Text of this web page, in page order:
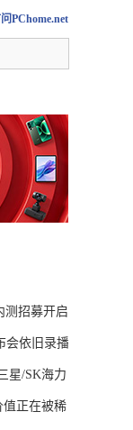
PChome.net
测招募开启
会依旧录播
星/SK海力
值正在被稀